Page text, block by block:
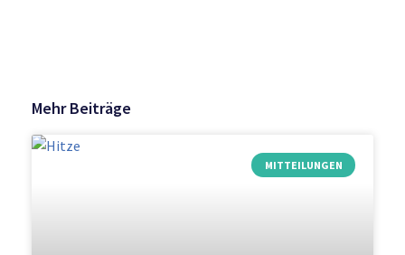
Mehr Beiträge
MITTEILUNGEN